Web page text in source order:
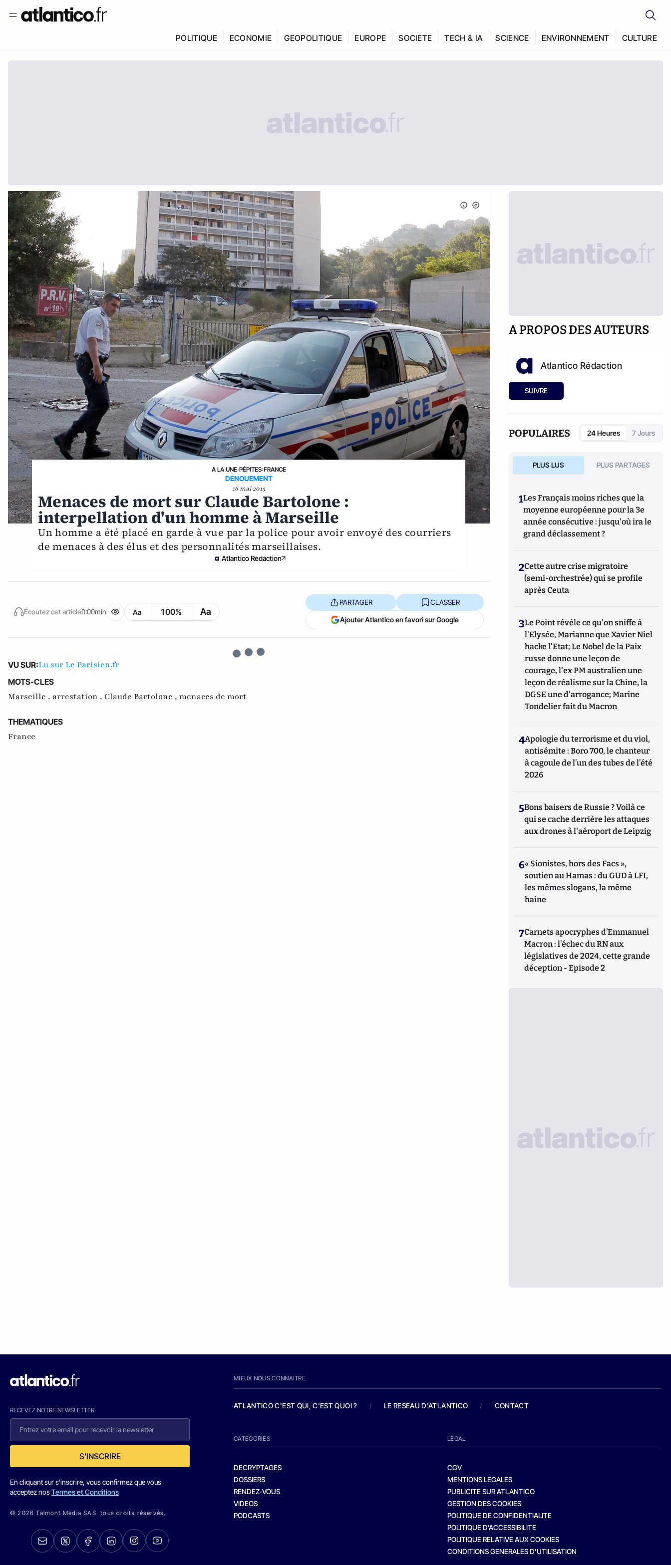
POLITIQUE ECONOMIE GEOPOLITIQUE EUROPE SOCIETE TECH & IA SCIENCE ENVIRONNEMENT CULTURE
A LA UNE›PÉPITES›FRANCE
DENOUEMENT
16 mai 2013
Menaces de mort sur Claude Bartolone :
interpellation d'un homme à Marseille
Un homme a été placé en garde à vue par la police pour avoir envoyé des courriers
de menaces à des élus et des personnalités marseillaises.
Atlantico Rédaction
Écoutez cet article0:00min Aa 100% Aa
PARTAGER CLASSER
Ajouter Atlantico en favori sur Google
VU SUR:Lu sur Le Parisien.fr
MOTS-CLES
Marseille , arrestation , Claude Bartolone , menaces de mort
THEMATIQUES
France
A PROPOS DES AUTEURS
Atlantico Rédaction
SUIVRE
POPULAIRES 24 Heures 7 Jours
PLUS LUS PLUS PARTAGES
1Les Français moins riches que la
moyenne européenne pour la 3e
année consécutive : jusqu'où ira le
grand déclassement ?
2Cette autre crise migratoire
(semi-orchestrée) qui se profile
après Ceuta
3Le Point révèle ce qu'on sniffe à
l'Elysée, Marianne que Xavier Niel
hacke l'Etat; Le Nobel de la Paix
russe donne une leçon de
courage, l'ex PM australien une
leçon de réalisme sur la Chine, la
DGSE une d'arrogance; Marine
Tondelier fait du Macron
4Apologie du terrorisme et du viol,
antisémite : Boro 700, le chanteur
à cagoule de l’un des tubes de l’été
2026
5Bons baisers de Russie ? Voilà ce
qui se cache derrière les attaques
aux drones à l'aéroport de Leipzig
6« Sionistes, hors des Facs »,
soutien au Hamas : du GUD à LFI,
les mêmes slogans, la même
haine
7Carnets apocryphes d’Emmanuel
Macron : l’échec du RN aux
législatives de 2024, cette grande
déception - Episode 2
RECEVEZ NOTRE NEWSLETTER
S'INSCRIRE
En cliquant sur s'inscrire, vous confirmez que vous
acceptez nosTermes et Conditions
© 2026 Talmont Media SAS. tous droits réservés.
MIEUX NOUS CONNAITRE
ATLANTICO C'EST QUI, C'EST QUOI ? / LE RESEAU D'ATLANTICO / CONTACT
CATEGORIES
DECRYPTAGES
DOSSIERS
RENDEZ-VOUS
VIDEOS
PODCASTS
LEGAL
CGV
MENTIONS LEGALES
PUBLICITE SUR ATLANTICO
GESTION DES COOKIES
POLITIQUE DE CONFIDENTIALITE
POLITIQUE D’ACCESSIBILITE
POLITIQUE RELATIVE AUX COOKIES
CONDITIONS GENERALES D’UTILISATION